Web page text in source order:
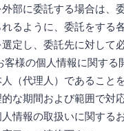
部に委託する場合は、
るように、委託をする
定し、委託先に対して
客様の個人情報に関する
（代理人）であること
な期間および範囲で対
情報の取扱いに関する